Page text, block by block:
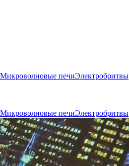
Микроволновые печиЭлектробритвы
Микроволновые печиЭлектробритвы